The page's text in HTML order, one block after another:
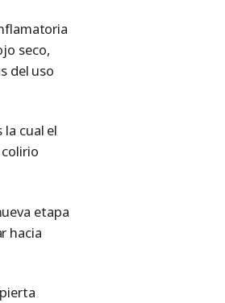
seco,
del uso
cual el
etapa
hacia